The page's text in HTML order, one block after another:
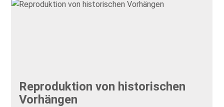
Reproduktion von historischen
Vorhängen